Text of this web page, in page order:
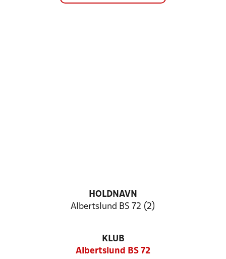
HOLDNAVN
Albertslund BS 72 (2)
KLUB
Albertslund BS 72